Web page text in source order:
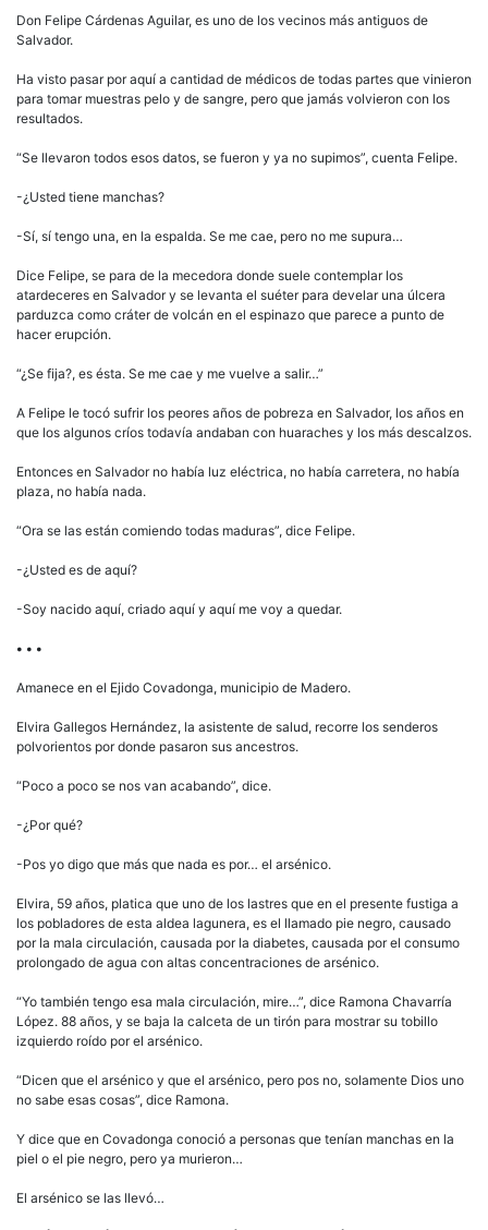
Don Felipe Cárdenas Aguilar, es uno de los vecinos más antiguos de
Salvador.
Ha visto pasar por aquí a cantidad de médicos de todas partes que vinieron
para tomar muestras pelo y de sangre, pero que jamás volvieron con los
resultados.
“Se llevaron todos esos datos, se fueron y ya no supimos”, cuenta Felipe.
-¿Usted tiene manchas?
-Sí, sí tengo una, en la espalda. Se me cae, pero no me supura…
Dice Felipe, se para de la mecedora donde suele contemplar los
atardeceres en Salvador y se levanta el suéter para develar una úlcera
parduzca como cráter de volcán en el espinazo que parece a punto de
hacer erupción.
“¿Se fija?, es ésta. Se me cae y me vuelve a salir…”
A Felipe le tocó sufrir los peores años de pobreza en Salvador, los años en
que los algunos críos todavía andaban con huaraches y los más descalzos.
Entonces en Salvador no había luz eléctrica, no había carretera, no había
plaza, no había nada.
“Ora se las están comiendo todas maduras”, dice Felipe.
-¿Usted es de aquí?
-Soy nacido aquí, criado aquí y aquí me voy a quedar.
• • •
Amanece en el Ejido Covadonga, municipio de Madero.
Elvira Gallegos Hernández, la asistente de salud, recorre los senderos
polvorientos por donde pasaron sus ancestros.
“Poco a poco se nos van acabando”, dice.
-¿Por qué?
-Pos yo digo que más que nada es por… el arsénico.
Elvira, 59 años, platica que uno de los lastres que en el presente fustiga a
los pobladores de esta aldea lagunera, es el llamado pie negro, causado
por la mala circulación, causada por la diabetes, causada por el consumo
prolongado de agua con altas concentraciones de arsénico.
“Yo también tengo esa mala circulación, mire…”, dice Ramona Chavarría
López. 88 años, y se baja la calceta de un tirón para mostrar su tobillo
izquierdo roído por el arsénico.
“Dicen que el arsénico y que el arsénico, pero pos no, solamente Dios uno
no sabe esas cosas”, dice Ramona.
Y dice que en Covadonga conoció a personas que tenían manchas en la
piel o el pie negro, pero ya murieron…
El arsénico se las llevó…